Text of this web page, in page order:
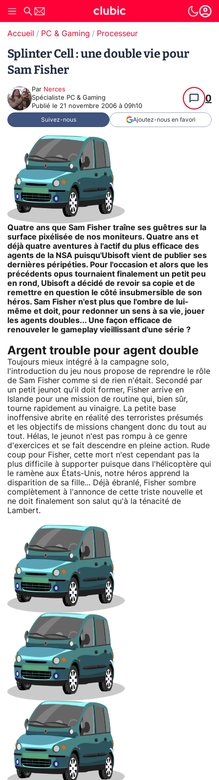
Accueil PC & Gaming Processeur
Splinter Cell : une double vie pour
Sam Fisher
Par Nerces
Spécialiste PC & Gaming
Publié le 21 novembre 2006 à 09h10
0
Suivez-nous Ajoutez-nous en favori
Quatre ans que Sam Fisher traîne ses guêtres sur la
surface pixélisée de nos moniteurs. Quatre ans et
déjà quatre aventures à l'actif du plus efficace des
agents de la NSA puisqu'Ubisoft vient de publier ses
dernières péripéties. Pour l'occasion et alors que les
précédents opus tournaient finalement un petit peu
en rond, Ubisoft a décidé de revoir sa copie et de
remettre en question le côté insubmersible de son
héros. Sam Fisher n'est plus que l'ombre de lui-
même et doit, pour redonner un sens à sa vie, jouer
les agents doubles... Une façon efficace de
renouveler le gameplay vieillissant d'une série ?
Argent trouble pour agent double
Toujours mieux intégré à la campagne solo,
l'introduction du jeu nous propose de reprendre le rôle
de Sam Fisher comme si de rien n'était. Secondé par
un petit jeunot qu'il doit former, Fisher arrive en
Islande pour une mission de routine qui, bien sûr,
tourne rapidement au vinaigre. La petite base
inoffensive abrite en réalité des terroristes présumés
et les objectifs de missions changent donc du tout au
tout. Hélas, le jeunot n'est pas rompu à ce genre
d'exercices et se fait descendre en pleine action. Rude
coup pour Fisher, cette mort n'est cependant pas la
plus difficile à supporter puisque dans l'hélicoptère qui
le ramène aux États-Unis, notre héros apprend la
disparition de sa fille... Déjà ébranlé, Fisher sombre
complètement à l'annonce de cette triste nouvelle et
ne doit finalement son salut qu'à la ténacité de
Lambert.